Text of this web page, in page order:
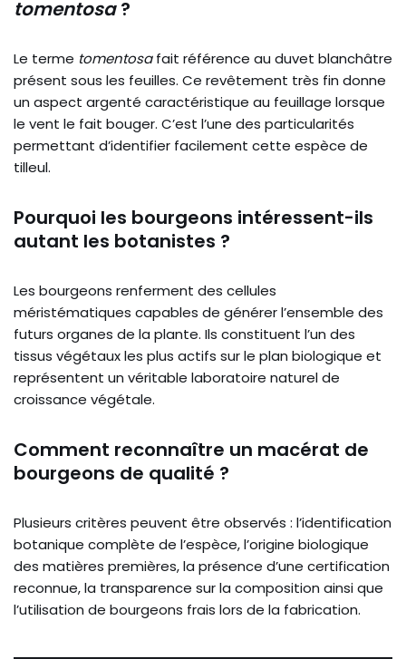
tomentosa?
Le terme tomentosafait référence au duvet blanchâtre
présent sous les feuilles. Ce revêtement très fin donne
un aspect argenté caractéristique au feuillage lorsque
le vent le fait bouger. C’est l’une des particularités
permettant d’identifier facilement cette espèce de
tilleul.
Pourquoi les bourgeons intéressent-ils
autant les botanistes ?
Les bourgeons renferment des cellules
méristématiques capables de générer l’ensemble des
futurs organes de la plante. Ils constituent l’un des
tissus végétaux les plus actifs sur le plan biologique et
représentent un véritable laboratoire naturel de
croissance végétale.
Comment reconnaître un macérat de
bourgeons de qualité ?
Plusieurs critères peuvent être observés : l’identification
botanique complète de l’espèce, l’origine biologique
des matières premières, la présence d’une certification
reconnue, la transparence sur la composition ainsi que
l’utilisation de bourgeons frais lors de la fabrication.